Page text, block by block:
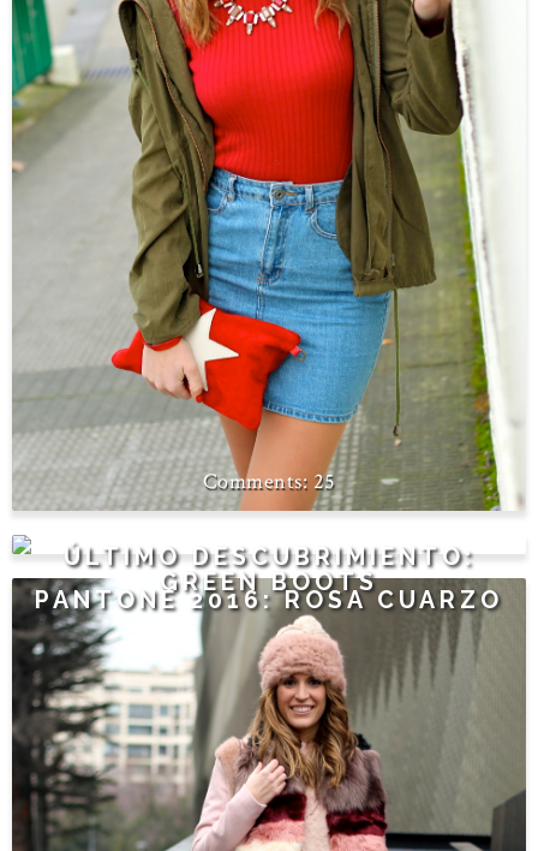
25
ÚLTIMO DESCUBRIMIENTO:
GREEN BOOTS
PANTONE 2016: ROSA CUARZO